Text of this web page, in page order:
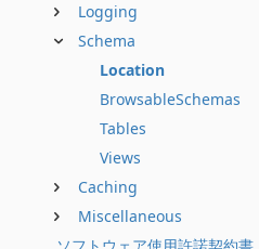
Logging
Schema
Location
BrowsableSchemas
Tables
Views
Caching
Miscellaneous